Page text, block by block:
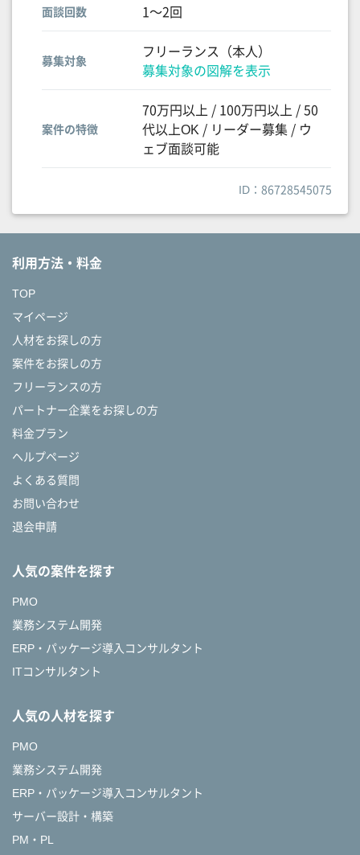
面談回数 1〜2回
募集対象
フリーランス（本人）
募集対象の図解を表示
案件の特徴
70万円以上 / 100万円以上 / 50
代以上OK / リーダー募集 / ウ
ェブ面談可能
ID：86728545075
利用方法・料金
TOP
マイページ
人材をお探しの方
案件をお探しの方
フリーランスの方
パートナー企業をお探しの方
料金プラン
ヘルプページ
よくある質問
お問い合わせ
退会申請
人気の案件を探す
PMO
業務システム開発
ERP・パッケージ導入コンサルタント
ITコンサルタント
人気の人材を探す
PMO
業務システム開発
ERP・パッケージ導入コンサルタント
サーバー設計・構築
PM・PL